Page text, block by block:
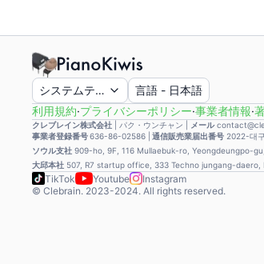
システムテーマ 言語 - 日本語
利用規約·プライバシーポリシー·事業者情報·
クレブレイン株式会社 パク・ウンチャン メール
事業者登録番号636-86-02586 | 通信販売業届出番号 2022-대
ソウル支社 909-ho, 9F, 116 Mullaebuk-ro, Yeongdeungpo-
大邱本社 507, R7 startup office, 333 Techno jungang-
TikTok Youtube
Instagram
© Clebrain. 2023-2024. All rights reserved.